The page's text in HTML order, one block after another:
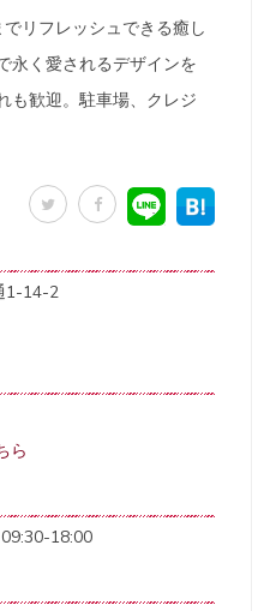
でリフレッシュできる癒し
永く愛されるデザインを
も歓迎。駐車場、クレジ
1-14-2
ら
18:00